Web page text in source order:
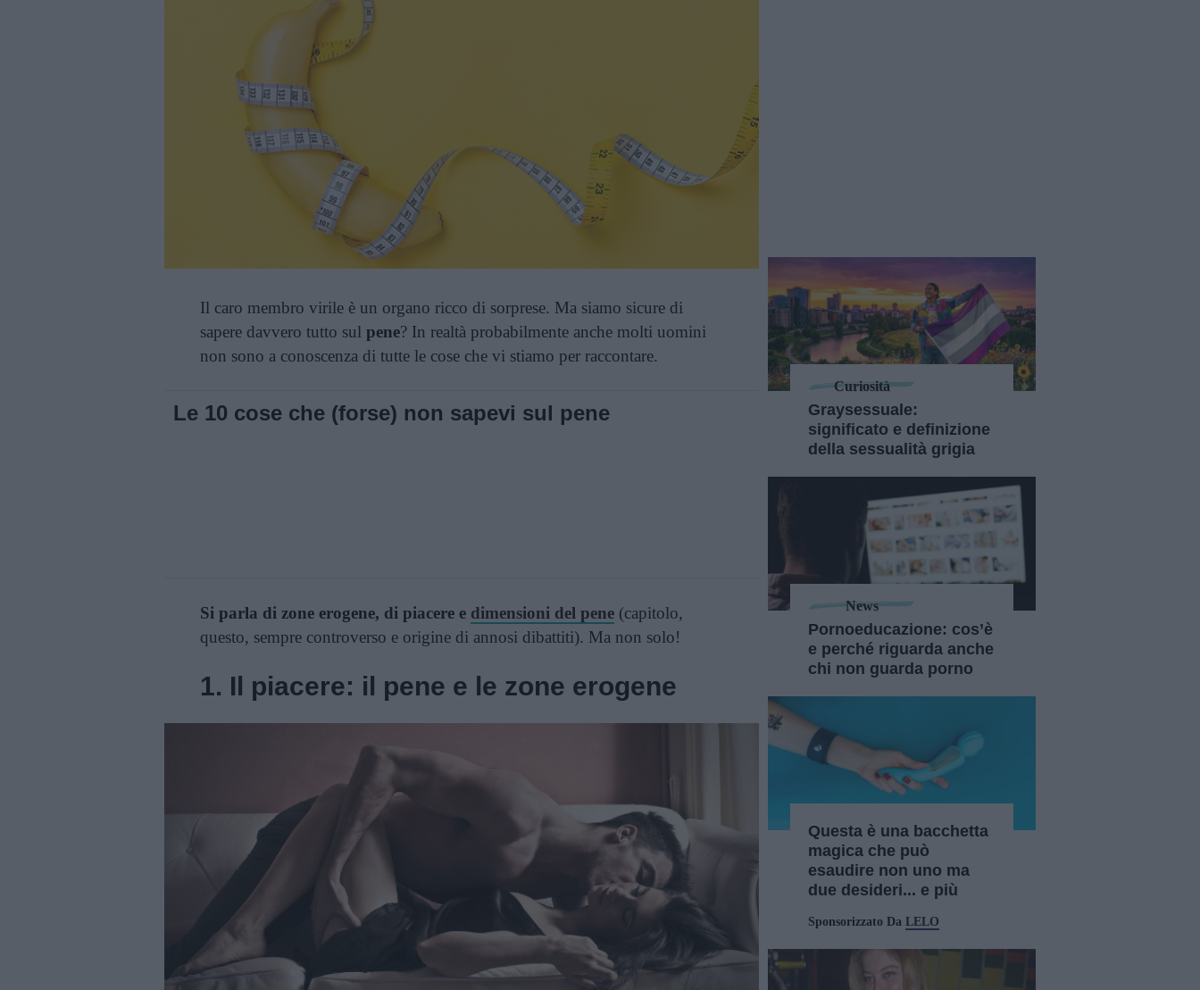
Il caro membro virile è un organo ricco di sorprese. Ma siamo sicure di
sapere davvero tutto sul pene? In realtà probabilmente anche molti uomini
non sono a conoscenza di tutte le cose che vi stiamo per raccontare.
Le 10 cose che (forse) non sapevi sul pene
Si parla di zone erogene, di piacere e dimensioni del pene (capitolo,
questo, sempre controverso e origine di annosi dibattiti). Ma non solo!
1. Il piacere: il pene e le zone erogene
Curiosità
Graysessuale:
significato e definizione
della sessualità grigia
News
Pornoeducazione: cos’è
e perché riguarda anche
chi non guarda porno
Questa è una bacchetta
magica che può
esaudire non uno ma
due desideri... e più
Sponsorizzato Da LELO